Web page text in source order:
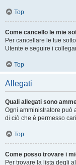
Top
Come cancello le mie
Per cancellare le tue
Utente e seguire i
Top
Allegati
Quali allegati sono
Ogni amministratore può
di ciò che è permesso
Top
Come posso trovare i
Per trovare la lista degli